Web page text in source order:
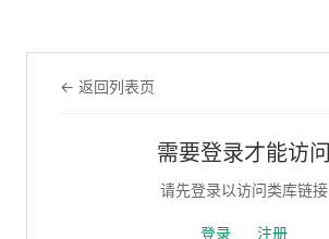
← 返回列表页
需要登录才能访问
请先登录以访问类库链接
登录 注册